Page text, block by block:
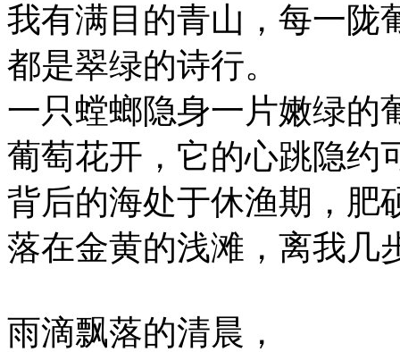
我有满目的青山，每一陇
都是翠绿的诗行。
一只螳螂隐身一片嫩绿的
葡萄花开，它的心跳隐约
背后的海处于休渔期，肥
落在金黄的浅滩，离我几
雨滴飘落的清晨，